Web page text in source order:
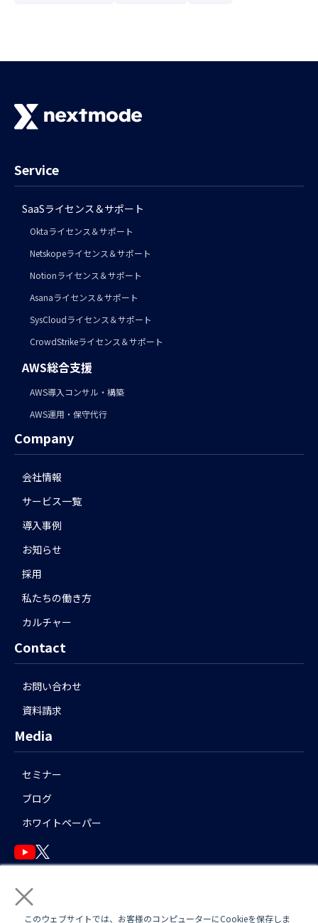
×
このウェブサイトでは、お客様のコンピューターにCookieを保存しま
Service
SaaSライセンス＆サポート
Oktaライセンス＆サポート
Netskopeライセンス＆サポート
Notionライセンス＆サポート
Asanaライセンス＆サポート
SysCloudライセンス＆サポート
CrowdStrikeライセンス＆サポート
AWS総合支援
AWS導入コンサル・構築
AWS運用・保守代行
Company
会社情報
サービス一覧
導入事例
お知らせ
採用
私たちの働き方
カルチャー
Contact
お問い合わせ
資料請求
Media
セミナー
ブログ
ホワイトペーパー
English